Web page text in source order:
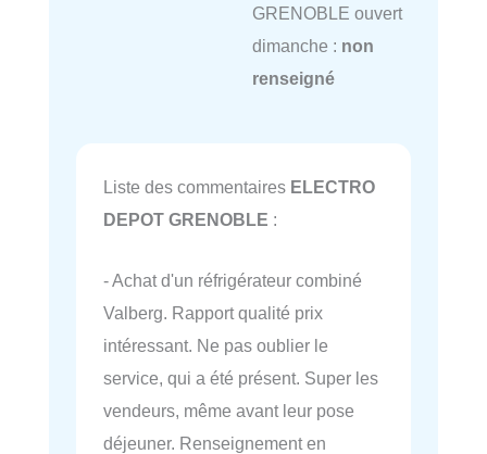
GRENOBLE ouvert
dimanche : non
renseigné
Liste des commentaires ELECTRO
DEPOT GRENOBLE :
- Achat d'un réfrigérateur combiné
Valberg. Rapport qualité prix
intéressant. Ne pas oublier le
service, qui a été présent. Super les
vendeurs, même avant leur pose
déjeuner. Renseignement en